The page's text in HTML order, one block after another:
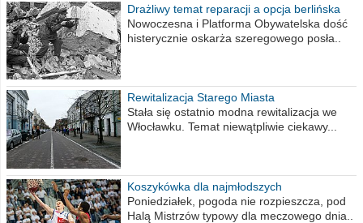
Drażliwy temat reparacji a opcja berlińska
Nowoczesna i Platforma Obywatelska dość
histerycznie oskarża szeregowego posła..
Rewitalizacja Starego Miasta
Stała się ostatnio modna rewitalizacja we
Włocławku. Temat niewątpliwie ciekawy...
Koszykówka dla najmłodszych
Poniedziałek, pogoda nie rozpieszcza, pod
Halą Mistrzów typowy dla meczowego dnia..